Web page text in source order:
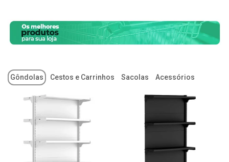
Gôndolas Cestos e Carrinhos Sacolas Acessórios